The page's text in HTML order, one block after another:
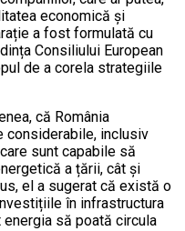
economică și
a fost formulată cu
Consiliului European
de a corela strategiile
că România
considerabile, inclusiv
sunt capabile să
a țării, cât și
el a sugerat că există o
în infrastructura
să poată circula